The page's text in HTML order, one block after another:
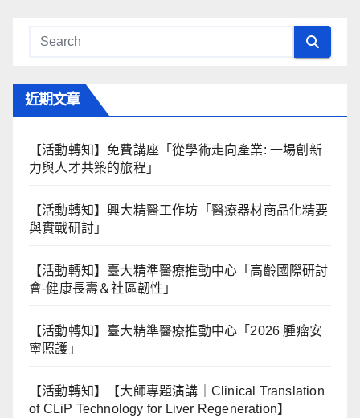
近期文章
【活動轉知】免費講座「從學術走向產業: ⼀場創新
力與⼈才共築的旅程」
【活動轉知】興大精醫工作坊「醫療器材商品化精要
與實戰研討」
【活動轉知】臺大精準醫療推動中心「高齡國際研討
會-健康長壽＆社區韌性」
【活動轉知】臺大精準醫療推動中心「2026 腫瘤安
寧照護」
【活動轉知】【大師專題演講｜Clinical Translation
of CLiP Technology for Liver Regeneration】